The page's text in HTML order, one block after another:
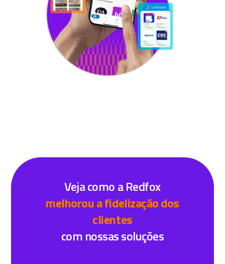
Veja como a Redfox
melhorou a fidelização dos
clientes
com nossas soluções